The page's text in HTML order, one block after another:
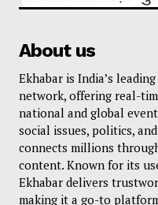
About us
Ekhabar is India’s
network, offering real-
national and global
social issues, politics,
connects millions
content. Known for its
Ekhabar delivers
making it a go-to